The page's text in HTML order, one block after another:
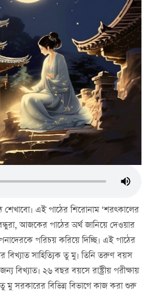
এই পাঠের শিরোনাম ‘শরত্কালের
আজকের পাঠের অর্থ জানিয়ে দেওয়ার
পরিচয় করিয়ে দিচ্ছি। এই পাঠের
বিখ্যাত সাহিত্যিক তু মু। তিনি তরুণ বয়স
বিখ্যাত। ২৬ বছর বয়সে রাষ্ট্রীয় পরীক্ষায়
সরকারের বিভিন্ন বিভাগে কাজ করা শুরু